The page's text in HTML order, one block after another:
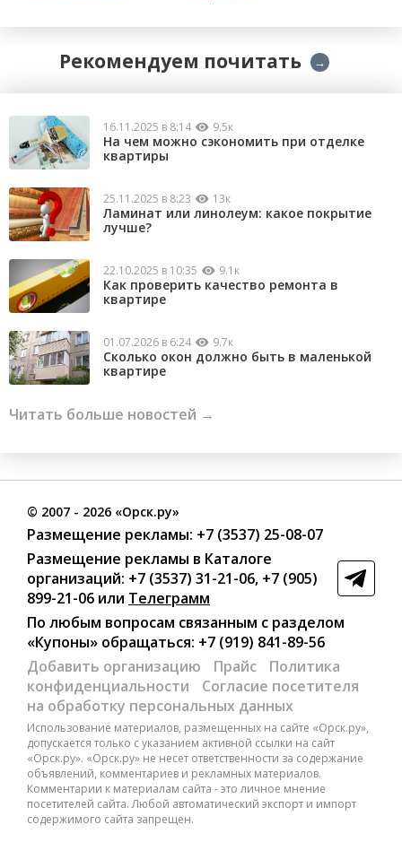
Рекомендуем почитать →
16.11.2025 в 8:14 9.5к
На чем можно сэкономить при отделке
квартиры
25.11.2025 в 8:23 13к
Ламинат или линолеум: какое покрытие
лучше?
22.10.2025 в 10:35 9.1к
Как проверить качество ремонта в
квартире
01.07.2026 в 6:24 9.7к
Сколько окон должно быть в маленькой
квартире
Читать больше новостей →
© 2007 - 2026 «Орск.ру»
Размещение рекламы: +7 (3537) 25-08-07
Размещение рекламы в Каталоге
организаций: +7 (3537) 31-21-06, +7 (905)
899-21-06 или Телеграмм
По любым вопросам связанным с разделом
«Купоны» обращаться: +7 (919) 841-89-56
Добавить организацию
Прайс
Политика
конфиденциальности
Согласие посетителя
на обработку персональных данных
Использование материалов, размещенных на сайте «Орск.ру»,
допускается только с указанием активной ссылки на сайт
«Орск.ру». «Орск.ру» не несет ответственности за содержание
объявлений, комментариев и рекламных материалов.
Комментарии к материалам сайта - это личное мнение
посетителей сайта. Любой автоматический экспорт и импорт
содержимого сайта запрещен.